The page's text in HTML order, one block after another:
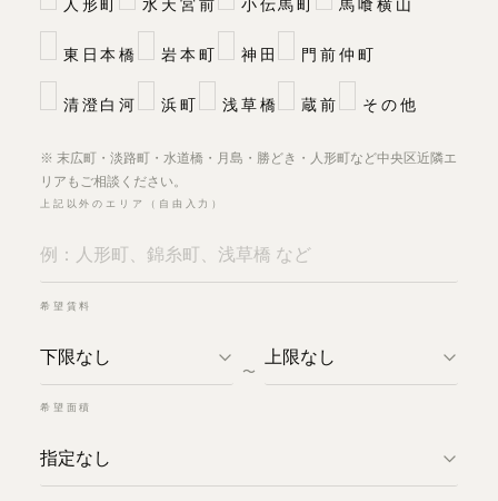
人形町 水天宮前 小伝馬町 馬喰横山
東日本橋 岩本町 神田 門前仲町
清澄白河 浜町 浅草橋 蔵前 その他
※ 末広町・淡路町・水道橋・月島・勝どき・人形町など中央区近隣エ
リアもご相談ください。
上記以外のエリア（自由入力）
希望賃料
〜
希望面積